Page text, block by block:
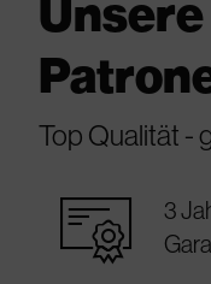
Top Qualität -
warranty_certificate
3